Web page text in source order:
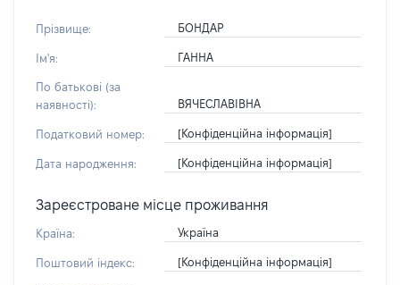
Прізвище: БОНДАР
Ім'я: ГАННА
По батькові (за
наявності):
ВЯЧЕСЛАВІВНА
Податковий номер: [Конфіденційна інформація]
Дата народження: [Конфіденційна інформація]
Зареєстроване місце проживання
Країна: Україна
Поштовий індекс: [Конфіденційна інформація]